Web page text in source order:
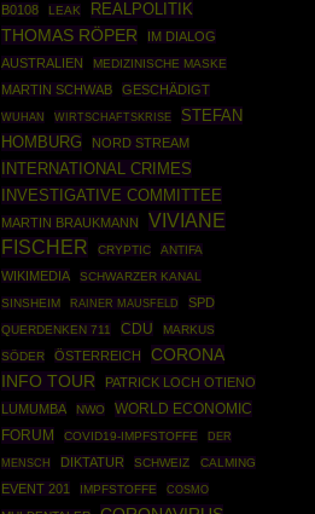
B0108
LEAK REALPOLITIK
THOMAS RÖPER
IM DIALOG
AUSTRALIEN
MEDIZINISCHE MASKE
MARTIN SCHWAB GESCHÄDIGT
WUHAN WIRTSCHAFTSKRISE
STEFAN
HOMBURG
NORD STREAM
INTERNATIONAL CRIMES
INVESTIGATIVE COMMITTEE
MARTIN BRAUKMANN
VIVIANE
FISCHER
CRYPTIC ANTIFA
WIKIMEDIA
SCHWARZER KANAL
SINSHEIM
RAINER MAUSFELD SPD
QUERDENKEN 711 CDU
MARKUS
SÖDER
ÖSTERREICH
CORONA
INFO TOUR
PATRICK LOCH OTIENO
LUMUMBA
NWO
WORLD ECONOMIC
FORUM
COVID19-IMPFSTOFFE DER
MENSCH DIKTATUR SCHWEIZ CALMING
EVENT 201 IMPFSTOFFE
COSMO